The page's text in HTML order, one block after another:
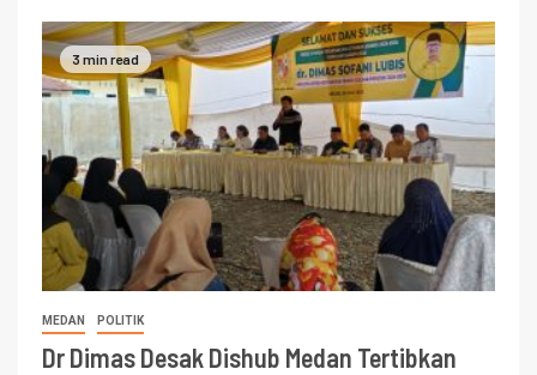
3 min read
MEDAN POLITIK
Dr Dimas Desak Dishub Medan Tertibkan